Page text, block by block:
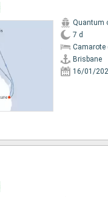
Quantum
7 d
Camarote
Brisbane
16/01/